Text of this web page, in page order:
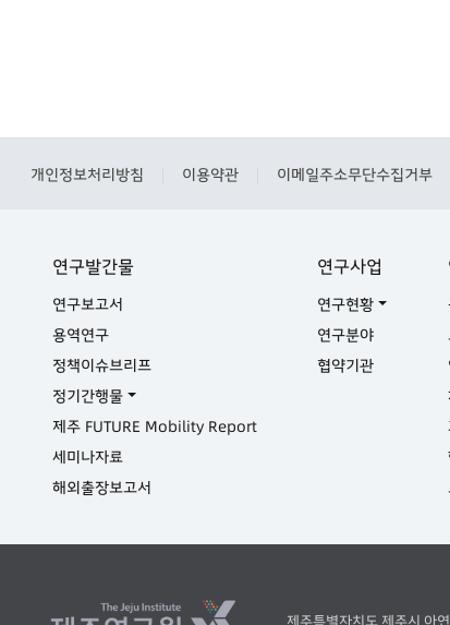
개인정보처리방침 이용약관 이메일주소무단수집거부
연구발간물
연구보고서
용역연구
정책이슈브리프
정기간행물
제주 FUTURE Mobility Report
세미나자료
해외출장보고서
연구사업
연구현황
연구분야
협약기관
제주특별자치도 제주시